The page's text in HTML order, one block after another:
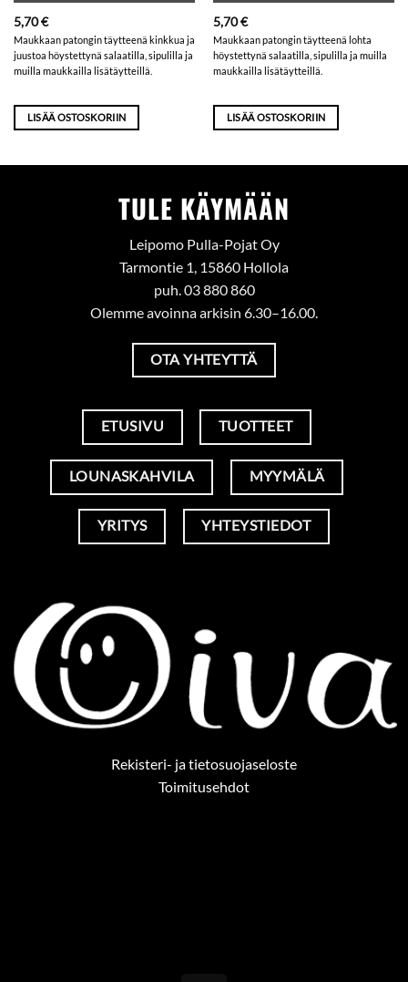
5,70€
Maukkaan patongin täytteenä kinkkua ja
juustoa höystettynä salaatilla, sipulilla ja
muilla maukkailla lisätäytteillä.
LISÄÄ OSTOSKORIIN
5,70€
Maukkaan patongin täytteenä lohta
höystettynä salaatilla, sipulilla ja muilla
maukkailla lisätäytteillä.
LISÄÄ OSTOSKORIIN
TULE KÄYMÄÄN
Leipomo Pulla-Pojat Oy
Tarmontie 1, 15860 Hollola
puh. 03 880 860
Olemme avoinna arkisin 6.30–16.00.
OTA YHTEYTTÄ
ETUSIVU TUOTTEET
LOUNASKAHVILA MYYMÄLÄ
YRITYS YHTEYSTIEDOT
Rekisteri- ja tietosuojaseloste
Toimitusehdot